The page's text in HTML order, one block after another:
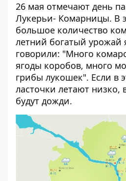
26 мая отмечают день
Лукерьи- Комарницы. В
большое количество
летний богатый урожай
говорили: "Много
ягоды коробов, много
грибы лукошек". Если в
ласточки летают низко,
будут дожди.